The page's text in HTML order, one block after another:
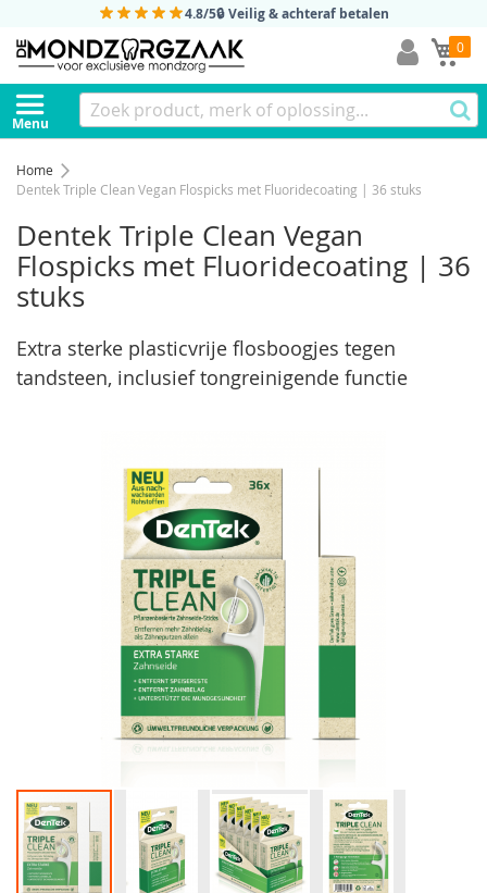
4.8/5🔒 Veilig & achteraf betalen
0
Menu
Home
Dentek Triple Clean Vegan Flospicks met Fluoridecoating | 36 stuks
Dentek Triple Clean Vegan
Flospicks met Fluoridecoating | 36
stuks
Extra sterke plasticvrije flosboogjes tegen
tandsteen, inclusief tongreinigende functie